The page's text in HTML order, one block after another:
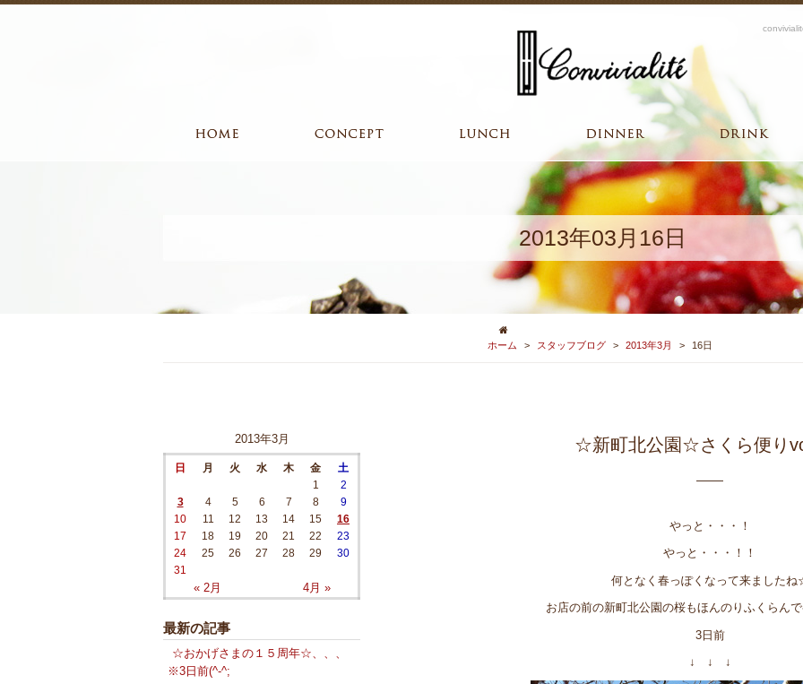
2013年03月16日
ホーム > スタッフブログ > 2013年3月 > 16日
☆新町北公園☆さくら便り
やっと・・・！
やっと・・・！！
何となく春っぽくなって来ました
お店の前の新町北公園の桜もほんのりふくらん
3日前
↓ ↓ ↓
2013年3月
日 月 火 水 木 金 土
« 2月 4月 »
1
2
3
4 5 6 7 8
9
10
11 12 13 14 15
16
17
18 19 20 21 22
23
24
25 26 27 28 29
30
31
最新の記事
☆おかげさまの１５周年☆、、、
※3日前(^-^;